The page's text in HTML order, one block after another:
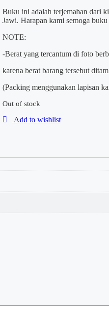
Buku ini adalah terjemahan dari
Jawi. Harapan kami semoga
NOTE:
-Berat yang tercantum di foto
karena berat barang tersebut
(Packing menggunakan lapisan
Out of stock
Add to wishlist